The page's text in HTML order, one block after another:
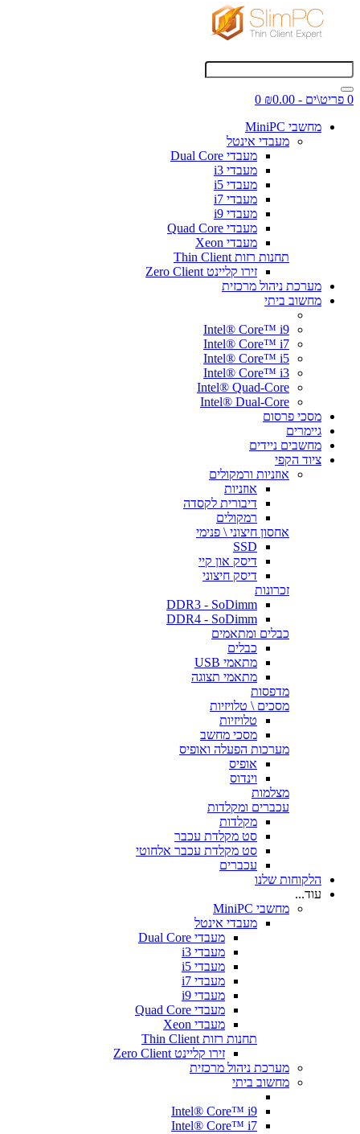
0 פריט\ים - ₪0.00
0
מחשבי MiniPC
מעבדי אינטל
מעבדי Dual Core
מעבדי i3
מעבדי i5
מעבדי i7
מעבדי i9
מעבדי Quad Core
מעבדי Xeon
תחנות רזות Thin Client
זירו קליינט Zero Client
מערכת ניהול מרכזית
מחשוב ביתי
Intel® Core™ i9
Intel® Core™ i7
Intel® Core™ i5
Intel® Core™ i3
Intel® Quad-Core
Intel® Dual-Core
מסכי פרסום
גיימרים
מחשבים ניידים
ציוד הקפי
אוזניות ורמקולים
אוזניות
דיבורית לקסדה
רמקולים
אחסון חיצוני \ פנימי
SSD
דיסק און קיי
דיסק חיצוני
זכרונות
DDR3 - SoDimm
DDR4 - SoDimm
כבלים ומתאמים
כבלים
מתאמי USB
מתאמי תצוגה
מדפסות
מסכים \ טלויזיות
טלויזיות
מסכי מחשב
מערכות הפעלה ואופיס
אופיס
וינדוס
מצלמות
עכברים ומקלדות
מקלדות
סט מקלדת עכבר
סט מקלדת עכבר אלחוטי
עכברים
הלקוחות שלנו
עוד...
מחשבי MiniPC
מעבדי אינטל
מעבדי Dual Core
מעבדי i3
מעבדי i5
מעבדי i7
מעבדי i9
מעבדי Quad Core
מעבדי Xeon
תחנות רזות Thin Client
זירו קליינט Zero Client
מערכת ניהול מרכזית
מחשוב ביתי
Intel® Core™ i9
Intel® Core™ i7